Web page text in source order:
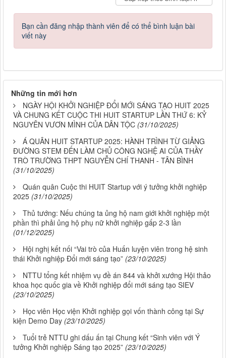
Bạn cần đăng nhập thành viên để có thể bình luận bài
viết này
Những tin mới hơn
NGÀY HỘI KHỞI NGHIỆP ĐỔI MỚI SÁNG TẠO HUIT 2025
VÀ CHUNG KẾT CUỘC THI HUIT STARTUP LẦN THỨ 6: KỶ
NGUYÊN VƯƠN MÌNH CỦA DÂN TỘC (31/10/2025)
Á QUÂN HUIT STARTUP 2025: HÀNH TRÌNH TỪ GIẢNG
ĐƯỜNG STEM ĐẾN LÀM CHỦ CÔNG NGHỆ AI CỦA THẦY
TRÒ TRƯỜNG THPT NGUYỄN CHÍ THANH - TÂN BÌNH
(31/10/2025)
Quán quân Cuộc thi HUIT Startup với ý tưởng khởi nghiệp
2025 (31/10/2025)
Thủ tướng: Nếu chúng ta ủng hộ nam giới khởi nghiệp một
phần thì phải ủng hộ phụ nữ khởi nghiệp gấp 2-3 lần
(01/12/2025)
Hội nghị kết nối “Vai trò của Huấn luyện viên trong hệ sinh
thái Khởi nghiệp Đổi mới sáng tạo” (23/10/2025)
NTTU tổng kết nhiệm vụ đề án 844 và khởi xướng Hội thảo
khoa học quốc gia về Khởi nghiệp đổi mới sáng tạo SIEV
(23/10/2025)
Học viên Học viện Khởi nghiệp gọi vốn thành công tại Sự
kiện Demo Day (23/10/2025)
Tuổi trẻ NTTU ghi dấu ấn tại Chung kết “Sinh viên với Ý
tưởng Khởi nghiệp Sáng tạo 2025” (23/10/2025)